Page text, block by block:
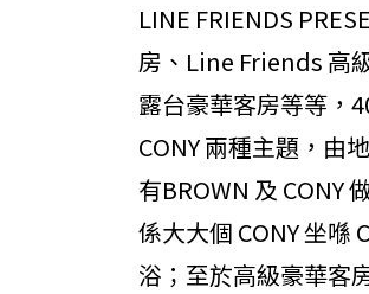
LINE FRIENDS
房、Line Friends 高
露台豪華客房等等，
CONY 兩種主題，由
有BROWN 及 CONY
係大大個 CONY 坐喺
浴；至於高級豪華客